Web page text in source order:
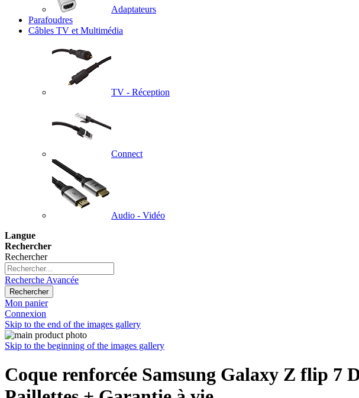
Adaptateurs
Parafoudres
Câbles TV et Multimédia
TV - Réception
Connect
Audio - Vidéo
Langue
Rechercher
Rechercher
Recherche Avancée
Rechercher
Mon panier
Connexion
Skip to the end of the images gallery
Skip to the beginning of the images gallery
Coque renforcée Samsung Galaxy Z flip 7